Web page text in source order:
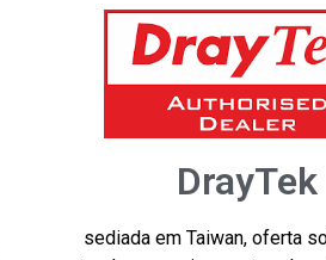
DrayTek
sediada em Taiwan, oferta